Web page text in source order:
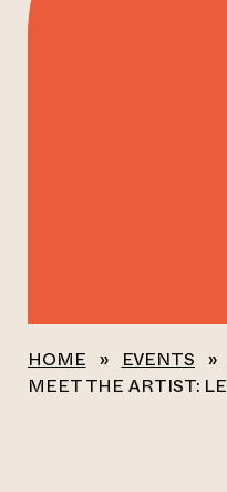
HOME » EVENTS »
MEET THE ARTIST: